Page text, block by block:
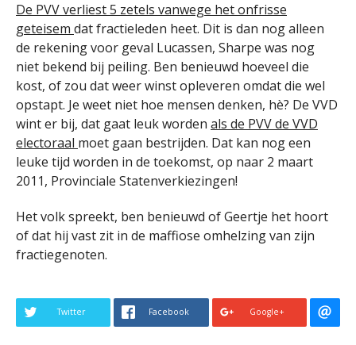
De PVV verliest 5 zetels vanwege het onfrisse
geteisem dat fractieleden heet. Dit is dan nog alleen
de rekening voor geval Lucassen, Sharpe was nog
niet bekend bij peiling. Ben benieuwd hoeveel die
kost, of zou dat weer winst opleveren omdat die wel
opstapt. Je weet niet hoe mensen denken, hè? De VVD
wint er bij, dat gaat leuk worden als de PVV de VVD
electoraal moet gaan bestrijden. Dat kan nog een
leuke tijd worden in de toekomst, op naar 2 maart
2011, Provinciale Statenverkiezingen!
Het volk spreekt, ben benieuwd of Geertje het hoort
of dat hij vast zit in de maffiose omhelzing van zijn
fractiegenoten.
Twitter Facebook Google+